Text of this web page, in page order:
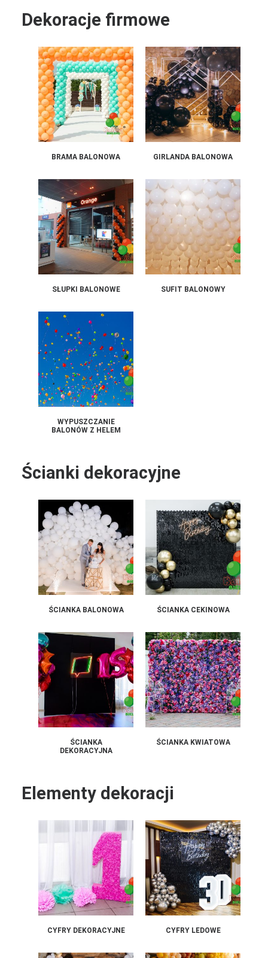
Dekoracje firmowe
BRAMA BALONOWA GIRLANDA BALONOWA
SŁUPKI BALONOWE SUFIT BALONOWY
WYPUSZCZANIE
BALONÓW Z HELEM
Ścianki dekoracyjne
ŚCIANKA BALONOWA ŚCIANKA CEKINOWA
ŚCIANKA
DEKORACYJNA
ŚCIANKA KWIATOWA
Elementy dekoracji
CYFRY DEKORACYJNE CYFRY LEDOWE